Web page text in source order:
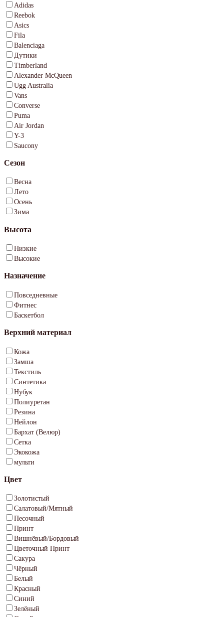
Adidas
Reebok
Asics
Fila
Balenciaga
Дутики
Timberland
Alexander McQueen
Ugg Australia
Vans
Converse
Puma
Air Jordan
Y-3
Saucony
Сезон
Весна
Лето
Осень
Зима
Высота
Низкие
Высокие
Назначение
Повседневные
Фитнес
Баскетбол
Верхний материал
Кожа
Замша
Текстиль
Синтетика
Нубук
Полиуретан
Резина
Нейлон
Бархат (Велюр)
Сетка
Экокожа
мульти
Цвет
Золотистый
Салатовый/Мятный
Песочный
Принт
Вишнёвый/Бордовый
Цветочный Принт
Сакура
Чёрный
Белый
Красный
Синий
Зелёный